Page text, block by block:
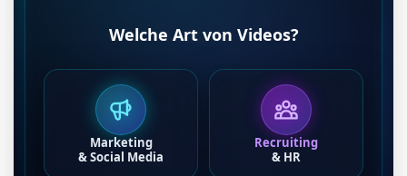
Welche Art von Videos?
Marketing
& Social Media
Recruiting
& HR